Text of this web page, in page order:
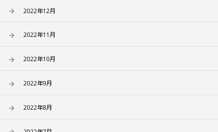
2022年12月
2022年11月
2022年10月
2022年9月
2022年8月